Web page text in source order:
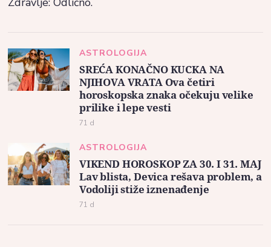
ASTROLOGIJA
SREĆA KONAČNO KUCKA NA
NJIHOVA VRATA Ova četiri
horoskopska znaka očekuju velike
prilike i lepe vesti
71 d
ASTROLOGIJA
VIKEND HOROSKOP ZA 30. I 31. MAJ
Lav blista, Devica rešava problem, a
Vodoliji stiže iznenađenje
71 d